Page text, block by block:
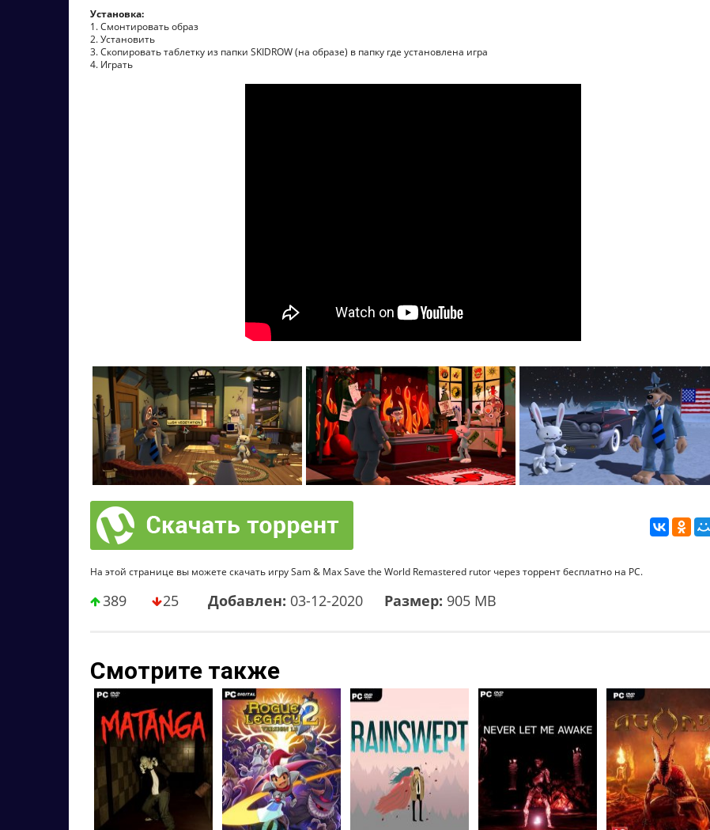
Установка:
1. Смонтировать образ
2. Установить
3. Скопировать таблетку из папки SKIDROW (на образе) в папку где установлена игра
4. Играть
На этой странице вы можете скачать игру Sam & Max Save the World Remastered rutor через торрент бесплатно на PC.
389 25 Добавлен: 03-12-2020 Размер: 905 MB
Смотрите также